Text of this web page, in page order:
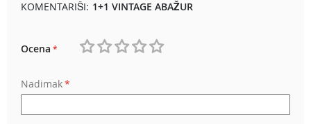
KOMENTARIŠI: 1+1 VINTAGE ABAŽUR
Ocena
Nadimak